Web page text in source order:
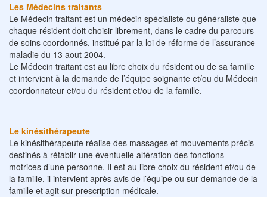
Les Médecins traitants
Le Médecin traitant est un médecin spécialiste ou généraliste que
chaque résident doit choisir librement, dans le cadre du parcours
de soins coordonnés, institué par la loi de réforme de l’assurance
maladie du 13 aout 2004.
Le Médecin traitant est au libre choix du résident ou de sa famille
et intervient à la demande de l’équipe soignante et/ou du Médecin
coordonnateur et/ou du résident et/ou de la famille.
Le kinésithérapeute
Le kinésithérapeute réalise des massages et mouvements précis
destinés à rétablir une éventuelle altération des fonctions
motrices d’une personne. Il est au libre choix du résident et/ou de
la famille, il intervient après avis de l’équipe ou sur demande de la
famille et agit sur prescription médicale.